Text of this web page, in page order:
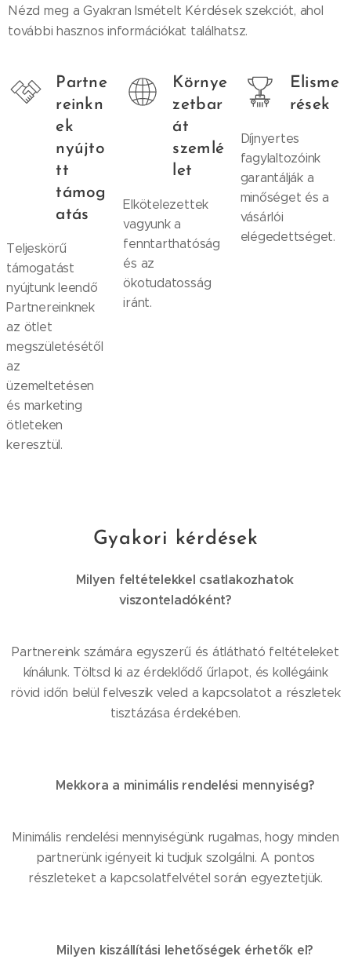
Nézd meg a Gyakran Ismételt Kérdések szekciót, ahol
további hasznos információkat találhatsz.
Partne
reinkn
ek
nyújto
tt
támog
atás
Teljeskörű
támogatást
nyújtunk leendő
Partnereinknek
az ötlet
megszületésétől
az
üzemeltetésen
és marketing
ötleteken
keresztül.
Környe
zetbar
át
szemlé
let
Elkötelezettek
vagyunk a
fenntarthatóság
és az
ökotudatosság
iránt.
Elisme
rések
Díjnyertes
fagylaltozóink
garantálják a
minőséget és a
vásárlói
elégedettséget.
Gyakori kérdések
Milyen feltételekkel csatlakozhatok
viszonteladóként?
Partnereink számára egyszerű és átlátható feltételeket
kínálunk. Töltsd ki az érdeklődő űrlapot, és kollégáink
rövid időn belül felveszik veled a kapcsolatot a részletek
tisztázása érdekében.
Mekkora a minimális rendelési mennyiség?
Minimális rendelési mennyiségünk rugalmas, hogy minden
partnerünk igényeit ki tudjuk szolgálni. A pontos
részleteket a kapcsolatfelvétel során egyeztetjük.
Milyen kiszállítási lehetőségek érhetők el?